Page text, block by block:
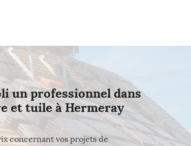
un professionnel dans
et tuile à Hermeray
concernant vos projets de